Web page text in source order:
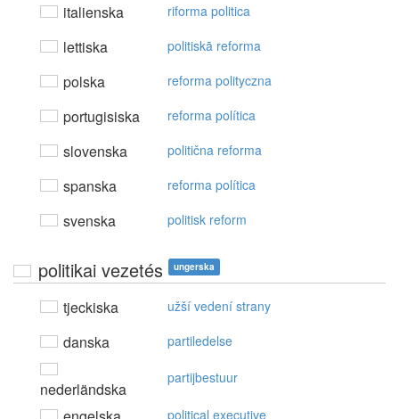
italienska riforma politica
lettiska politiskā reforma
polska reforma polityczna
portugisiska reforma política
slovenska politična reforma
spanska reforma política
svenska politisk reform
politikai vezetés ungerska
tjeckiska užší vedení strany
danska partiledelse
nederländska
partijbestuur
political executive